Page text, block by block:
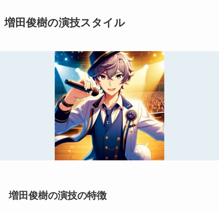
増田俊樹の演技スタイル
増田俊樹の演技の特徴